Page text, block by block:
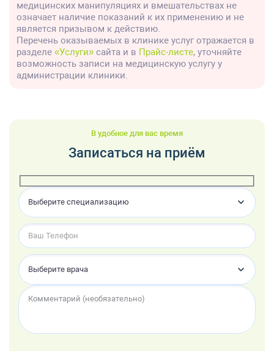
медицинских манипуляциях и вмешательствах не
означает наличие показаний к их применению и не
является призывом к действию.
Перечень оказываемых в клинике услуг отражается в
разделе «Услуги» сайта и в Прайс-листе, уточняйте
возможность записи на медицинскую услугу у
администрации клиники.
В удобное для вас время
Записаться на приём
Выберите специализацию
Выберите врача